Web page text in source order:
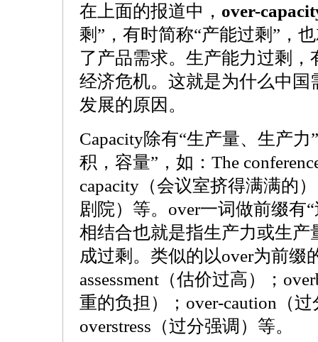
在上面的报道中， over-
剩”，有时简称“产能过剩”，
了产品需求。生产能力过剩
经济危机。这就是为什么中
发展的原因。
Capacity除有“生产量、生产
积，容量”，如：The
capacity（会议室挤得满满的
剧院）等。over一词做前缀有
相结合也就是指生产力或生
成过剩。类似的以over为前缀
assessment（估价过高）；
重的负担）；over-caution（
overstress（过分强调）等。